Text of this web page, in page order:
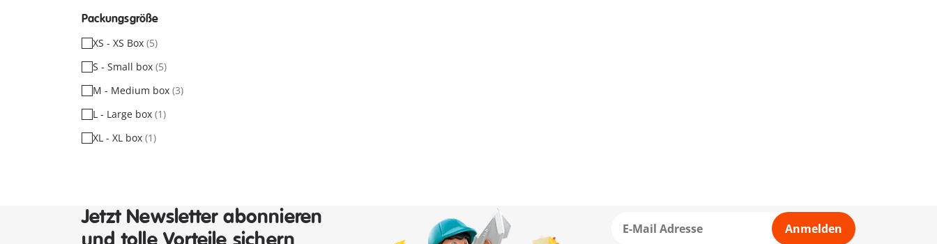
Packungsgröße
XS - XS Box (5)
S - Small box (5)
M - Medium box (3)
L - Large box (1)
XL - XL box (1)
Jetzt Newsletter abonnieren
Anmelden